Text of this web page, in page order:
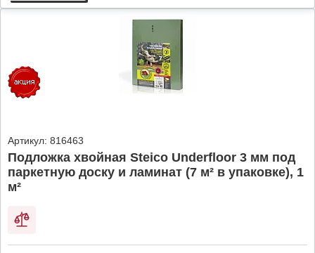
Артикул: 816463
Подложка хвойная Steico Underfloor 3 мм под
паркетную доску и ламинат (7 м² в упаковке), 1
м²